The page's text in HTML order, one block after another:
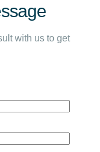
with us to get